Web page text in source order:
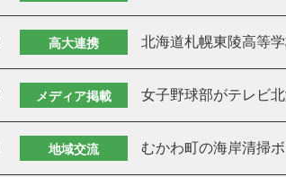
高大連携 北海道札幌東陵高等
メディア掲載 女子野球部がテレビ
地域交流 むかわ町の海岸清掃